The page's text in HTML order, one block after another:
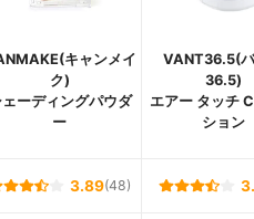
キャンメイ
ク)
ェーディングパウダ
ー
VANT36.5(
36.5)
エアー タッチ
ション
3.89(48)